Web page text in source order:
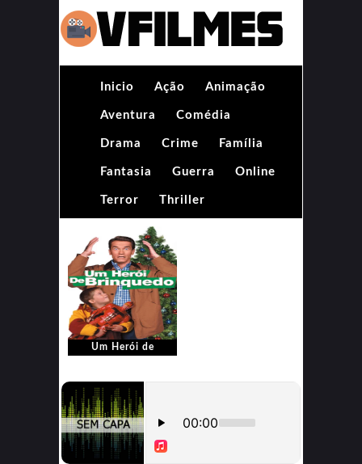
Inicio Ação Animação
Aventura Comédia
Drama Crime Família
Fantasia Guerra Online
Terror Thriller
Um Herói de